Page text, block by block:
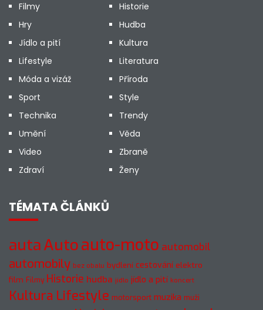
Filmy
Historie
Hry
Hudba
Jídlo a pití
Kultura
Lifestyle
Literatura
Móda a vizáž
Příroda
Sport
Style
Technika
Trendy
Umění
Věda
Video
Zbraně
Zdraví
Ženy
TÉMATA ČLÁNKŮ
autaAutoauto-moto automobil
automobily bez obalu bydlení cestování elektro
film Filmy Historie hudba jídlo jídlo a pití koncert
Kultura Lifestyle motorsport muzika muži